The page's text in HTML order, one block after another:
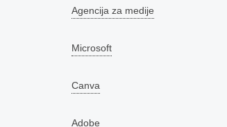
Agencija za medije
Microsoft
Canva
Adobe